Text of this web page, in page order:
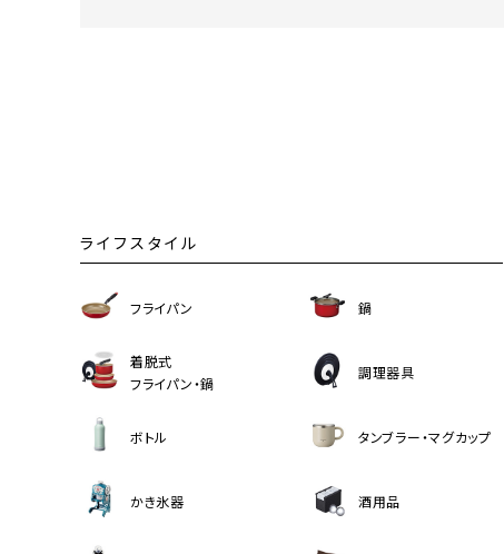
ライフスタイル
フライパン 鍋
着脱式
フライパン・鍋
調理器具
ボトル タンブラー・マグカップ
かき氷器 酒用品